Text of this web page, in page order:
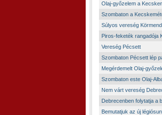
Olaj-győzelem a
Szombaton a
Súlyos vereség
Piros-feketék rangadója
Vereség Pécsett
Szombaton Pécsett lép
Megérdemelt Olaj-
Szombaton este Olaj-
Nem várt vereség
Debrecenben folytatja a
Bemutatjuk az új